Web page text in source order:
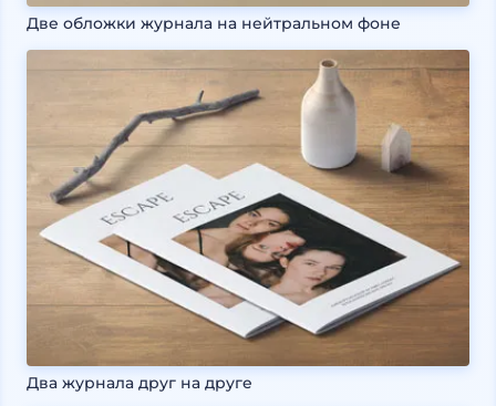
Две обложки журнала на нейтральном фоне
Два журнала друг на друге